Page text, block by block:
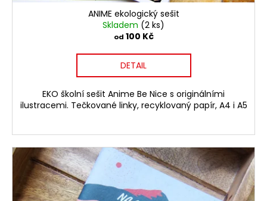
ANIME ekologický sešit
Skladem (2 ks)
od 100 Kč
DETAIL
EKO školní sešit Anime Be Nice s originálními
ilustracemi. Tečkované linky, recyklovaný papír, A4 i A5